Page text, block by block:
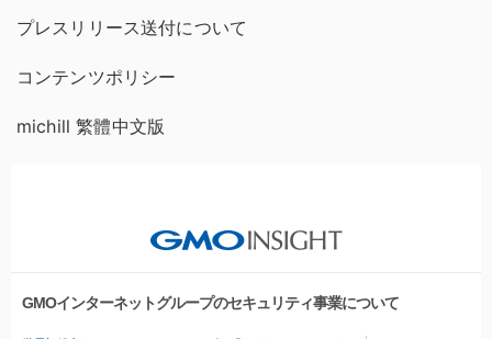
プレスリリース送付について
コンテンツポリシー
michill 繁體中文版
GMOインターネットグループのセキュリティ事業について